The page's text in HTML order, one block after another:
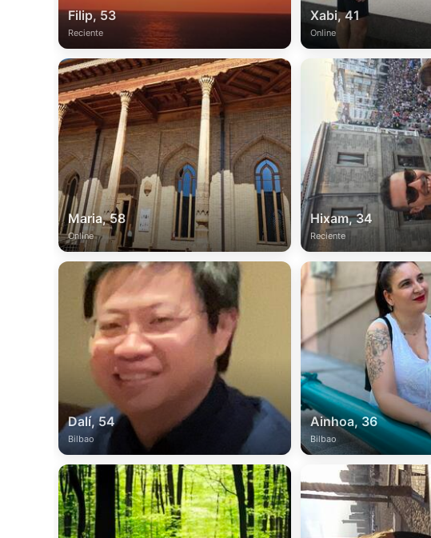
Filip, 53
Reciente
Xabi, 41
Online
Maria, 58
Online
Hixam, 34
Reciente
Dalí, 54
Bilbao
Ainhoa, 36
Bilbao